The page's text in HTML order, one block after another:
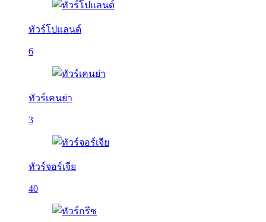
ทัวร์โปแลนด์
6
ทัวร์เคนย่า
3
ทัวร์จอร์เจีย
40